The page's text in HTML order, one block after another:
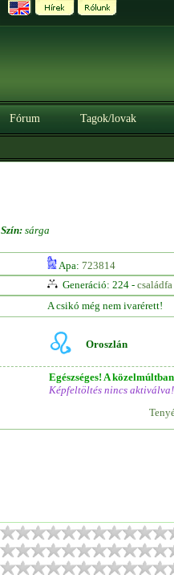
Fórum Tagok/lovak
Szín: sárga
Apa: 723814
Generáció: 224 - családfa
A csikó még nem ivarérett!
Oroszlán
Egészséges! A
Képfeltöltés nincs aktiválva!